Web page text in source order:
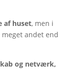
af huset, men i
andet end
og netværk,